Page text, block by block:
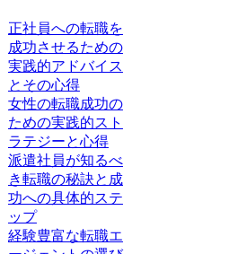
正社員への転職を
成功させるための
実践的アドバイス
とその心得
女性の転職成功の
ための実践的スト
ラテジーと心得
派遣社員が知るべ
き転職の秘訣と成
功への具体的ステ
ップ
経験豊富な転職エ